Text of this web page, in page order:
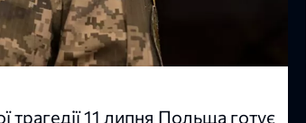
11 липня Польща готує